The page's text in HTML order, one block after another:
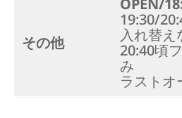
その他
OPEN/
19:30/
入れ替え
20:40頃
み
ラストオ